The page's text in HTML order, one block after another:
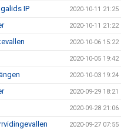
IP 2020-10-11 21:25
2020-10-11 21:22
2020-10-06 15:22
2020-10-05 19:42
2020-10-03 19:24
2020-09-29 18:21
2020-09-28 21:06
2020-09-27 07:55